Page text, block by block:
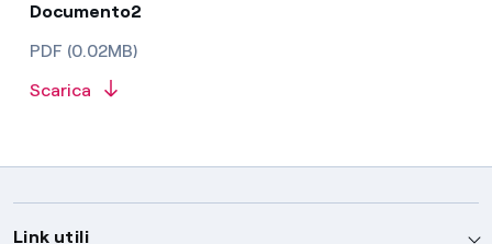
Documento2
PDF (0.02MB)
Scarica
Link utili